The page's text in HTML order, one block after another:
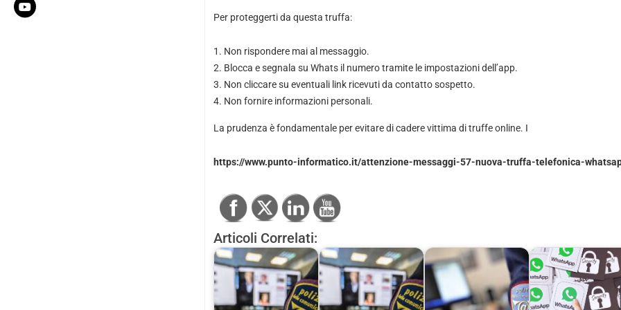
Per proteggerti da questa truffa:
Non rispondere mai al messaggio.
Blocca e segnala su Whats il numero tramite le impostazioni dell’app.
Non cliccare su eventuali link ricevuti da contatto sospetto.
Non fornire informazioni personali.
La prudenza è fondamentale per evitare di cadere vittima di truffe online. I
https://www.punto-informatico.it/attenzione-messaggi-57-nuova-truffa-telefonica-
Articoli Correlati: